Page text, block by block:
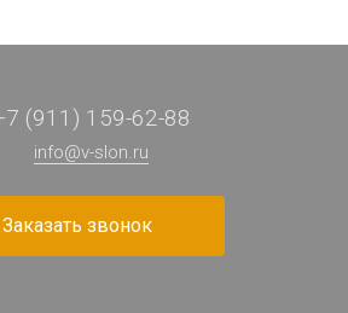
(911) 159-62-88
info@v-slon.ru
Заказать звонок